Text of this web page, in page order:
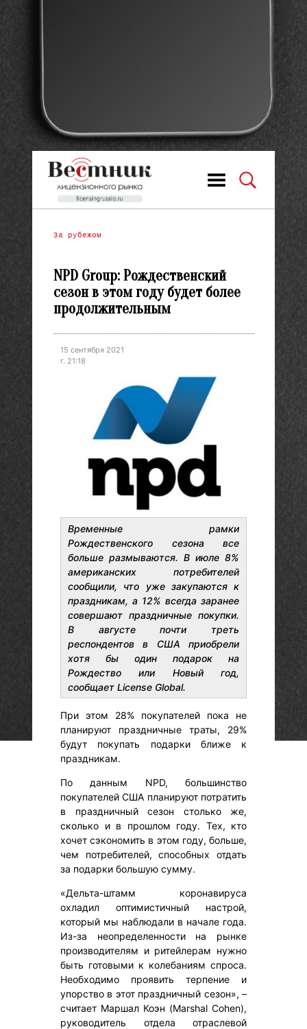
За рубежом
NPD Group: Рождественский
сезон в этом году будет более
продолжительным
15 сентября 2021
г. 21:18
Временные рамки
Рождественского сезона все
больше размываются. В июле 8%
американских потребителей
сообщили, что уже закупаются к
праздникам, а 12% всегда заранее
совершают праздничные покупки.
В августе почти треть
респондентов в США приобрели
хотя бы один подарок на
Рождество или Новый год,
сообщает License Global.
При этом 28% покупателей пока не
планируют праздничные траты, 29%
будут покупать подарки ближе к
праздникам.
По данным NPD, большинство
покупателей США планируют потратить
в праздничный сезон столько же,
сколько и в прошлом году. Тех, кто
хочет сэкономить в этом году, больше,
чем потребителей, способных отдать
за подарки большую сумму.
«Дельта-штамм коронавируса
охладил оптимистичный настрой,
который мы наблюдали в начале года.
Из-за неопределенности на рынке
производителям и ритейлерам нужно
быть готовыми к колебаниям спроса.
Необходимо проявить терпение и
упорство в этот праздничный сезон», –
считает Маршал Коэн (Marshal Cohen),
руководитель отдела отраслевой